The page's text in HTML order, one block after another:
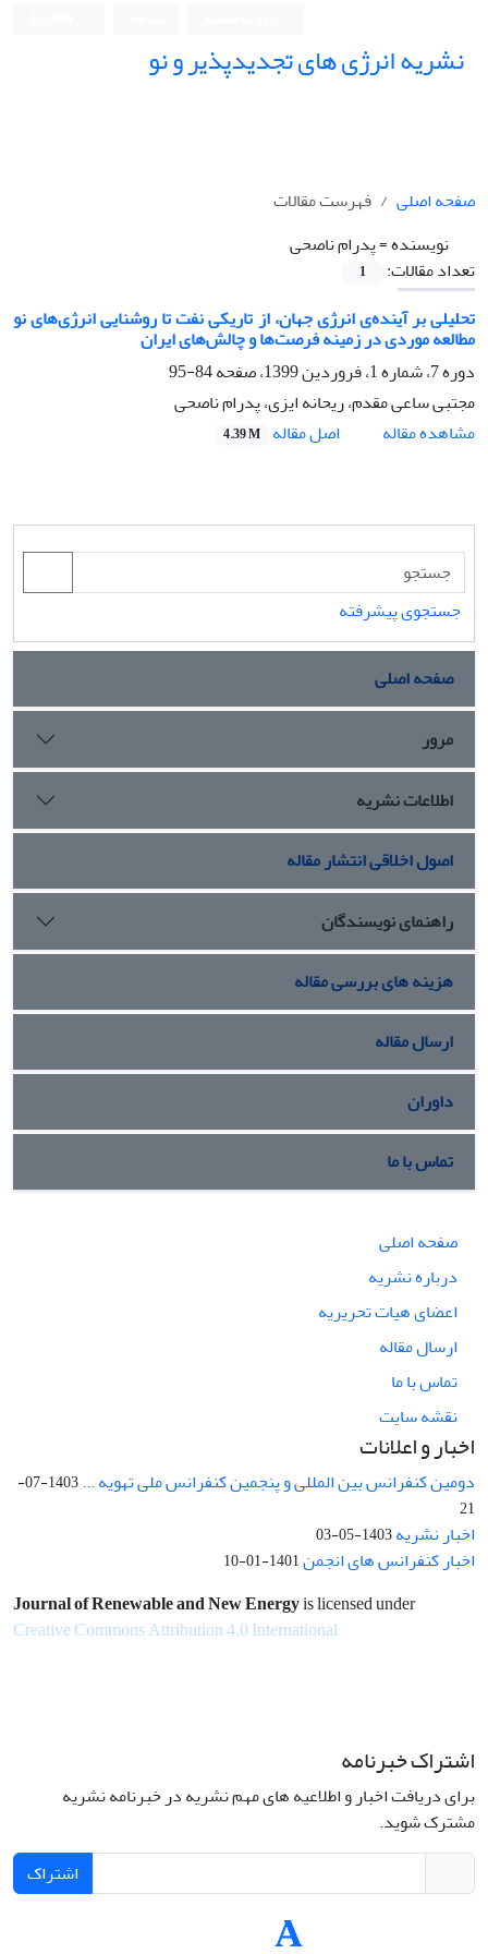
نشریه انرژی های تجدیدپذیر و نو
صفحه اصلی
فهرست مقالات
نویسنده =پدرام ناصحی
تعداد مقالات:
1
تحلیلی بر آینده‌ی انرژی جهان، از تاریکی نفت تا روشنایی انرژی‌های نو
مطالعه موردی در زمینه فرصت‌ها و چالش‌های ایران
دوره 7، شماره 1، فروردین 1399، صفحه
84-95
مجتبی ساعی مقدم، ریحانه ایزی، پدرام ناصحی
مشاهده مقاله
اصل مقاله 4.39 M
جستجوی پیشرفته
صفحه اصلی
مرور
اطلاعات نشریه
اصول اخلاقی انتشار مقاله
راهنمای نویسندگان
هزینه های بررسی مقاله
ارسال مقاله
داوران
تماس با ما
صفحه اصلی
درباره نشریه
اعضای هیات تحریریه
ارسال مقاله
تماس با ما
نقشه سایت
اخبار و اعلانات
دومین کنفرانس بین المللی و پنجمین کنفرانس ملی تهویه ...
1403-07-
21
اخبار نشریه1403-05-03
اخبار کنفرانس های انجمن1401-01-10
Journal of Renewable and New Energyis licensed under
Creative Commons Attribution 4.0 International
اشتراک خبرنامه
برای دریافت اخبار و اطلاعیه های مهم نشریه در خبرنامه نشریه
مشترک شوید.
اشتراک